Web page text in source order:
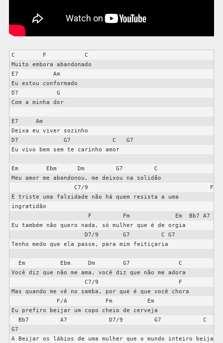
C        F           C
Muito embora abandonado
E7          Am
Eu estou conformado
D7           G
Com a minha dor
E7     Am
Deixa eu viver sozinho
D7             G7            C   G7
Eu vivo bem sem te carinho amor
Em        Ebm      Dm         G7         C
Meu amor me abandonou, me deixou na solidão
É triste uma falsidade não há quem resista a uma
ingratidão
Eu também não quero nada, só mulher que é de orgia
Tenho medo que ela passe, para mim feitiçaria
Você diz que não me ama, você diz que não me adora
Mas quando me vê no samba, por que é que você chora
Eu prefiro beijar um copo cheio de cerveja
G7
A Beijar os lábios de uma mulher que o mundo inteiro beija